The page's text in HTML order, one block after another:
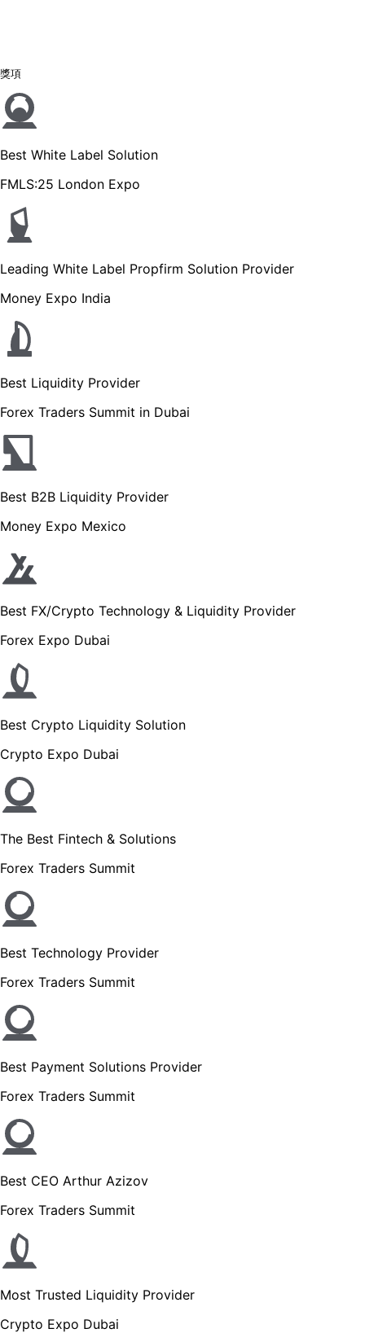
獎項
Best White Label Solution
FMLS:25 London Expo
Leading White Label Propfirm Solution Provider
Money Expo India
Best Liquidity Provider
Forex Traders Summit in Dubai
Best B2B Liquidity Provider
Money Expo Mexico
Best FX/Crypto Technology & Liquidity Provider
Forex Expo Dubai
Best Crypto Liquidity Solution
Crypto Expo Dubai
The Best Fintech & Solutions
Forex Traders Summit
Best Technology Provider
Forex Traders Summit
Best Payment Solutions Provider
Forex Traders Summit
Best CEO Arthur Azizov
Forex Traders Summit
Most Trusted Liquidity Provider
Crypto Expo Dubai